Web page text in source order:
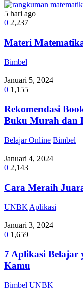
5 hari ago
0 2,237
Materi
Bimbel
Januari 5, 2024
0 1,155
Rekomendasi
Buku Murah dan
Belajar Online Bimbel
Januari 4, 2024
0 2,143
Cara Meraih
UNBK Aplikasi
Januari 3, 2024
0 1,659
7 Aplikasi Belajar
Kamu
Bimbel UNBK